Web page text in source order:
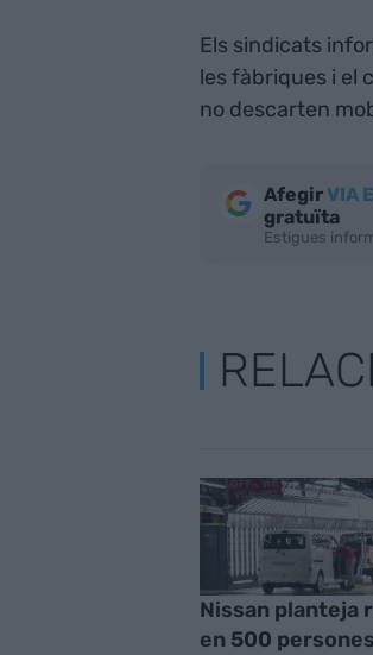
Els sindicats
les fàbriques i el
no descarten
AfegirVIA
gratuïta
Estigues
Nissan planteja
en 500